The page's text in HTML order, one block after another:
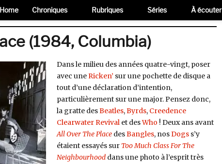
(1984, Columbia)
Dans le milieu des années quatre-vingt, poser
avec uneRicken’ sur une pochette de disque a
tout d’une déclaration d’intention,
particulièrement sur une major. Pensez donc,
la gratte desBeatles,Byrds, Creedence
Clearwater Revivalet desWho ! Deux ans avant
All Over The Place desBangles, nosDogss’y
étaient essayés sur Too Much Class For The
Neighbourhooddans une photo à l’esprit très
Home Chroniques Rubriques Séries À écouter